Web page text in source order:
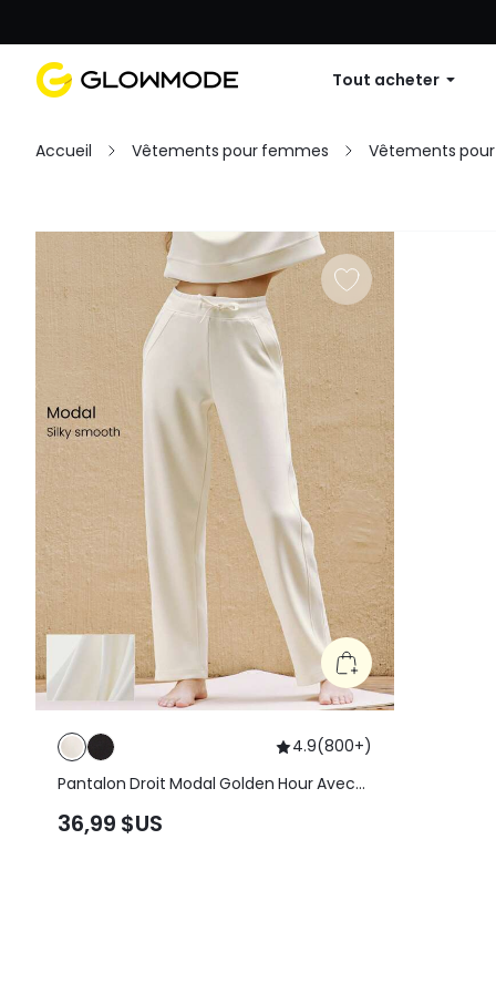
Tout acheter
Accueil Vêtements pour femmes Vêtements
Tout effacer
4.9(800+)
Pantalon Droit Modal Golden Hour Avec
36,99 $US